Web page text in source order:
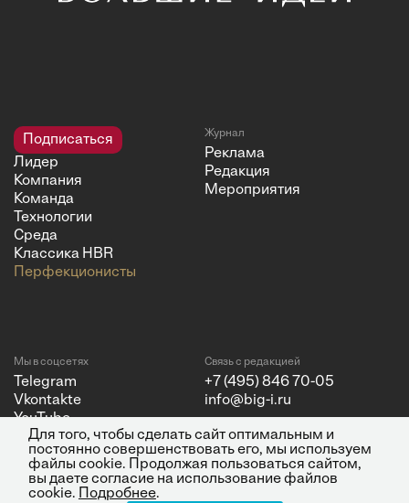
Подписаться
Лидер
Компания
Команда
Технологии
Среда
Классика HBR
Перфекционисты
Журнал
Реклама
Редакция
Мероприятия
Мы в соцсетях
Telegram
Vkontakte
YouTube
Связь с редакцией
+7 (495) 846 70-05
info@big-i.ru
Для того, чтобы сделать сайт оптимальным и
постоянно совершенствовать его, мы используем
файлы cookie. Продолжая пользоваться сайтом,
вы даете согласие на использование файлов
cookie.
Подробнее.